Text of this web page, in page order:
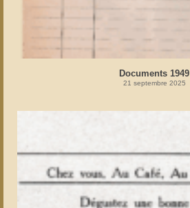
Documents 1949
21 septembre 2025